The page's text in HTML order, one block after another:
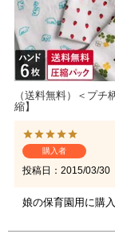
（送料無料）＜プ
縮】
購入者
投稿日 2015/03/30
娘の保育園用に購